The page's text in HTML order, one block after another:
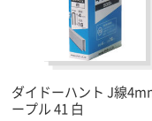
ダイドーハント J線
ープル 41 白